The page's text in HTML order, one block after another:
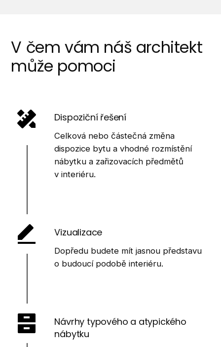
V čem vám náš architekt
může pomoci
Dispoziční řešení
Celková nebo částečná změna
dispozice bytu a vhodné rozmístění
nábytku a zařizovacích předmětů
v interiéru.
Vizualizace
Dopředu budete mít jasnou představu
o budoucí podobě interiéru.
Návrhy typového a atypického
nábytku